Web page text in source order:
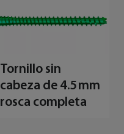
Tornillo sin
cabeza de 4.5 mm
rosca completa